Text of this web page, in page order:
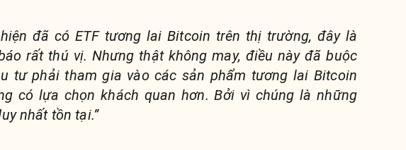
đã có ETF tương lai Bitcoin trên thị trường, đây là
rất thú vị. Nhưng thật không may, điều này đã buộc
tư phải tham gia vào các sản phẩm tương lai Bitcoin
có lựa chọn khách quan hơn. Bởi vì chúng là những
nhất tồn tại.”